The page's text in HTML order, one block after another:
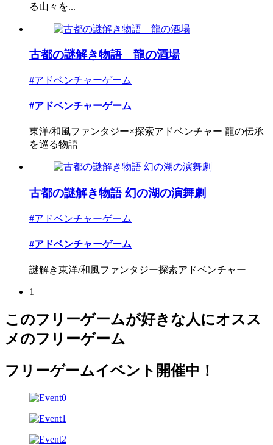
る山々を...
古都の謎解き物語 龍の酒場
#アドベンチャーゲーム
#アドベンチャーゲーム
東洋/和風ファンタジー×探索アドベンチャー 龍の伝承
を巡る物語
古都の謎解き物語 幻の湖の演舞劇
#アドベンチャーゲーム
#アドベンチャーゲーム
謎解き東洋/和風ファンタジー探索アドベンチャー
1
このフリーゲームが好きな人にオスス
メのフリーゲーム
フリーゲームイベント開催中！